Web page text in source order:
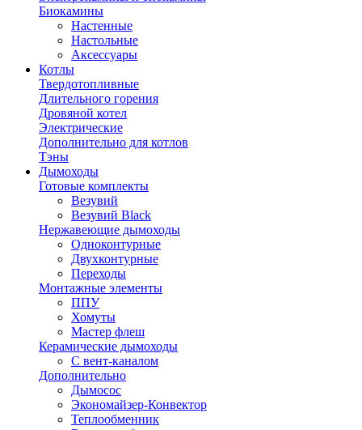
Биокамины
Настенные
Настольные
Аксессуары
Котлы
Твердотопливные
Длительного горения
Дровяной котел
Электрические
Дополнительно для котлов
Тэны
Дымоходы
Готовые комплекты
Везувий
Везувий Black
Нержавеющие дымоходы
Одноконтурные
Двухконтурные
Переходы
Монтажные элементы
ППУ
Хомуты
Мастер флеш
Керамические дымоходы
С вент-каналом
Дополнительно
Дымосос
Экономайзер-Конвектор
Теплообменник